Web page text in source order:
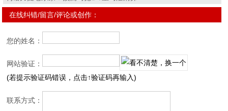
在线纠错/留言/评论或创作：
您的姓名：
网站验证：
(若提示验证码错误，点击↑验证码再输入)
联系方式：